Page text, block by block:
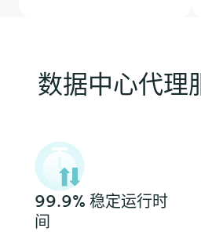
数据中心代理
99.9% 稳定运行时
间